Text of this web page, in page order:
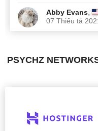
Abby Evans,
07 Thiếu tá
PSYCHZ